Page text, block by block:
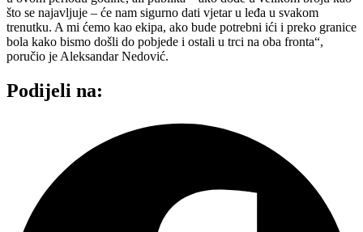
što se najavljuje – će nam sigurno dati vjetar u leđa u svakom
trenutku. A mi ćemo kao ekipa, ako bude potrebni ići i preko granice
bola kako bismo došli do pobjede i ostali u trci na oba fronta“,
poručio je Aleksandar Nedović.
Podijeli na: